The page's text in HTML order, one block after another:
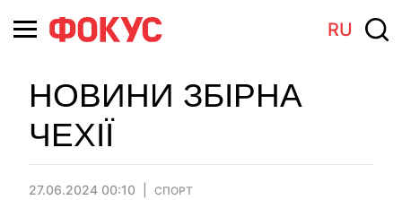
RU
НОВИНИ ЗБІРНА
ЧЕХІЇ
27.06.2024 00:10 СПОРТ